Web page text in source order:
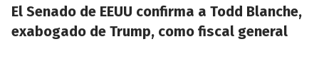
El Senado de EEUU confirma a Todd Blanche,
exabogado de Trump, como fiscal general